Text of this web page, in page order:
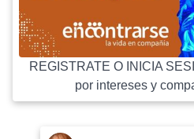
REGISTRATE O INICIA
por intereses y